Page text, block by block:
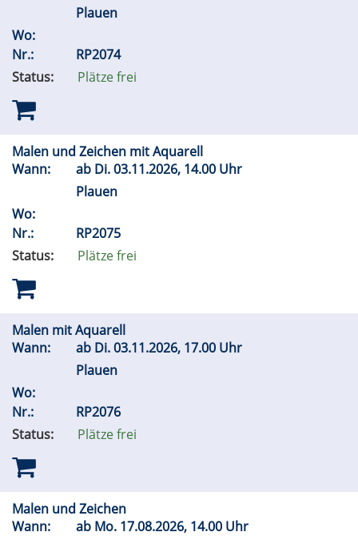
Plauen
Wo:
Nr.:
RP2074
Status:
Plätze frei
Malen und Zeichen mit Aquarell
Wann:
ab Di.03.11.2026, 14.00 Uhr
Plauen
Wo:
Nr.:
RP2075
Status:
Plätze frei
Malen mit Aquarell
Wann:
ab Di.03.11.2026, 17.00 Uhr
Plauen
Wo:
Nr.:
RP2076
Status:
Plätze frei
Malen und Zeichen
Wann:
ab Mo. 17.08.2026, 14.00 Uhr